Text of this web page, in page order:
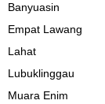
Banyuasin
Empat Lawang
Lahat
Lubuklinggau
Muara Enim